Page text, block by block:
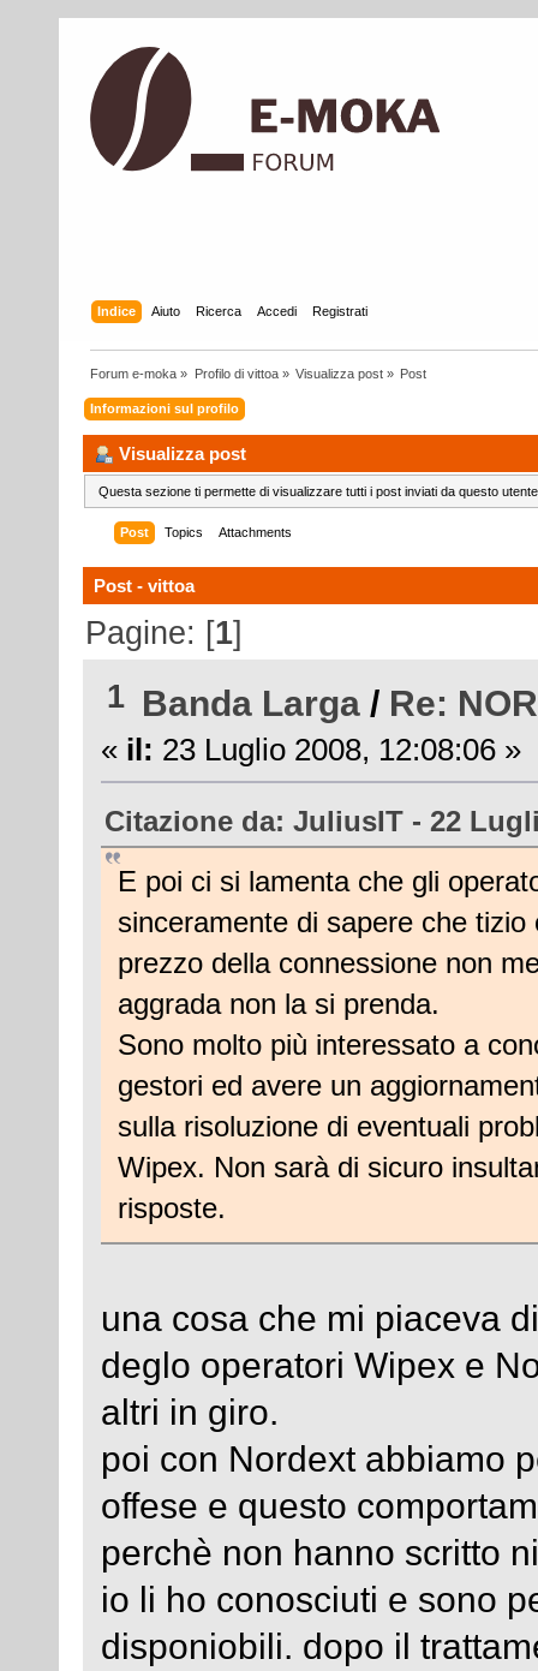
Indice Aiuto Ricerca Accedi Registrati
Forum e-moka » Profilo di vittoa» Visualizza post» Post
Informazioni sul profilo
Visualizza post
Questa sezione ti permette di visualizzare tutti i post inviati da questo
Post Topics Attachments
Post - vittoa
Pagine: [1]
1 Banda Larga / Re:
« il: 23 Luglio 2008, 12:08:06 »
Citazione da: JuliusIT - 22
E poi ci si lamenta che gli
sinceramente di sapere che
prezzo della connessione non
aggrada non la si prenda.
Sono molto più interessato a
gestori ed avere un
sulla risoluzione di eventuali
Wipex. Non sarà di sicuro
risposte.
una cosa che mi piaceva
deglo operatori Wipex e
altri in giro.
poi con Nordext abbiamo
offese e questo
perchè non hanno scritto
io li ho conosciuti e sono
disponiobili. dopo il